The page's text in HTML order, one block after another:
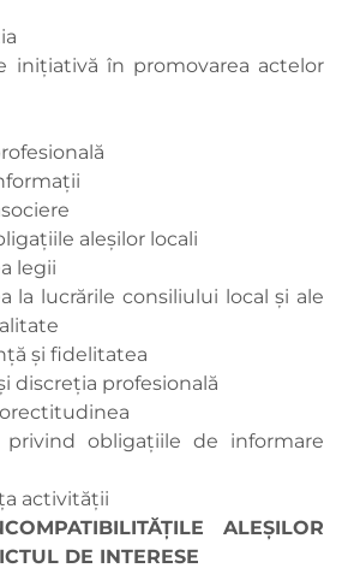
iniţiativă în promovarea actelor
aleșilor locali
legii
la lucrările consiliului local şi ale
şi fidelitatea
discreția profesională
obligațiile de informare
activității
ALEŞILOR
DE INTERESE